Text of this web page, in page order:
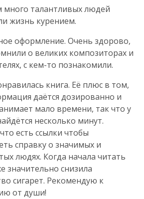
талантливых людей
жизнь курением.
оформление. Очень здорово,
о великих композиторах и
с кем-то познакомили.
книга. Её плюс в том,
даётся дозированно и
мало времени, так что у
несколько минут.
есть ссылки чтобы
справку о значимых и
людях. Когда начала читать
значительно снизила
сигарет. Рекомендую к
от души!